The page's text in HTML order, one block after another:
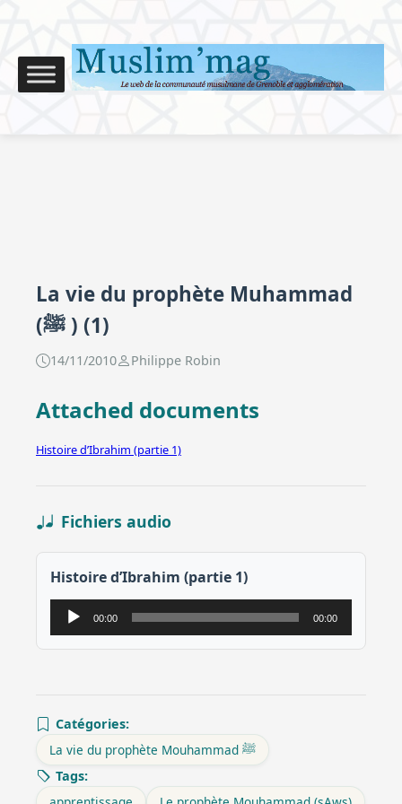
La vie du prophète Muhammad
(ﷺ ) (1)
14/11/2010 Philippe Robin
Attached documents
Histoire d’Ibrahim (partie 1)
Fichiers audio
Histoire d’Ibrahim (partie 1)
Lecteur
audio
00:00 00:00
Catégories:
La vie du prophète Mouhammad ﷺ
Tags: